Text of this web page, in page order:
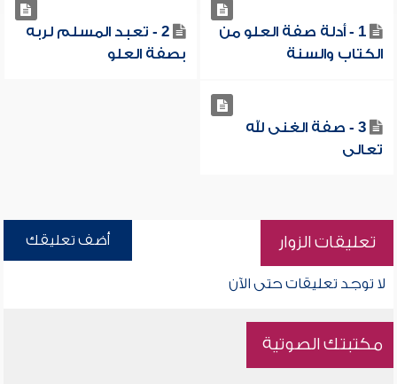
1 - أدلة صفة العلو من
الكتاب والسنة
2 - تعبد المسلم لربه
بصفة العلو
3 - صفة الغنى لله
تعالى
تعليقات الزوار أضف تعليقك
لا توجد تعليقات حتى الآن
مكتبتك الصوتية